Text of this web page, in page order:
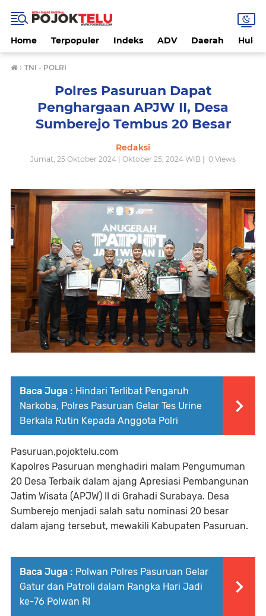
Home Terpopuler Indeks ADV Daerah
› TNI - POLRI
Polres Pasuruan Dapat
Penghargaan APJW II, Desa
Sumberejo Tembus 20 Besar
Redaksi
Jumat, 25 Oktober 2024 | Oktober 25, 2024 WIB | 0 Views
Baca Juga : Hindari Terlibat Pengaruh
Narkoba, Polres Pasuruan Gelar Tes Urine
Berkala Rutin Kepada Anggota Polri
Pasuruan,pojoktelu.com
Kapolres Pasuruan menghadiri malam Pengumuman
20 Desa Terbaik dalam ajang Apresiasi Pembangunan
Jatim Wisata (APJW) II di Grahadi Surabaya. Desa
Sumberejo menjadi salah satu nominasi 20 besar
dalam ajang tersebut, mewakili Kabupaten Pasuruan.
Baca Juga : Polwan Polres Pasuruan Gelar
Gatur dan Patroli dalam Rangka Hari Jadi
ke-76 Polwan RI